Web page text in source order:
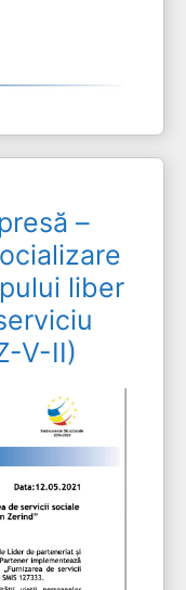
–
liber
V-II)